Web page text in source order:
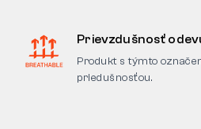
Prievzdušnosť
Produkt s týmto
priedušnosťou.